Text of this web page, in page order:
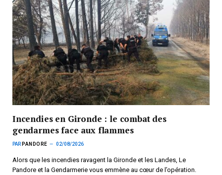
Incendies en Gironde : le combat des
gendarmes face aux flammes
PAR PANDORE 02/08/2026
Alors que les incendies ravagent la Gironde et les Landes, Le
Pandore et la Gendarmerie vous emmène au cœur de l’opération.